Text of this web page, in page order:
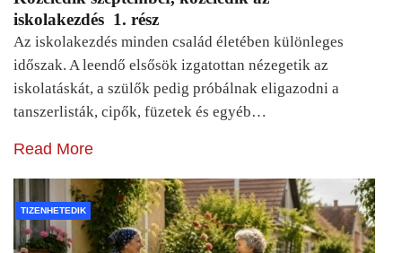
iskolakezdés 1. rész
Az iskolakezdés minden család életében különleges
időszak. A leendő elsősök izgatottan nézegetik az
iskolatáskát, a szülők pedig próbálnak eligazodni a
tanszerlisták, cipők, füzetek és egyéb…
Read More
TIZENHETEDIK